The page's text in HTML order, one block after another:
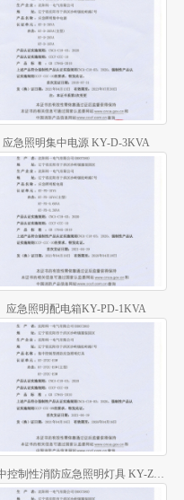
应急照明集中电源 KY-D-3KVA
应急照明配电箱KY-PD-1KVA
集中控制性消防应急照明灯具 KY-ZFZC-E5W